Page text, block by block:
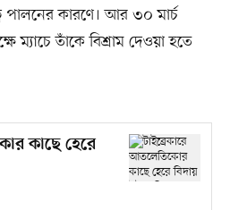
পালনের কারণে। আর ৩০ মার্চ
ম্যাচে তাঁকে বিশ্রাম দেওয়া হতে
কাছে হেরে